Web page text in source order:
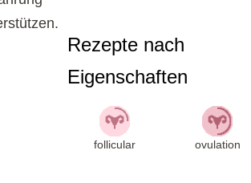
Rezepte nach
Eigenschaften
follicular ovulation